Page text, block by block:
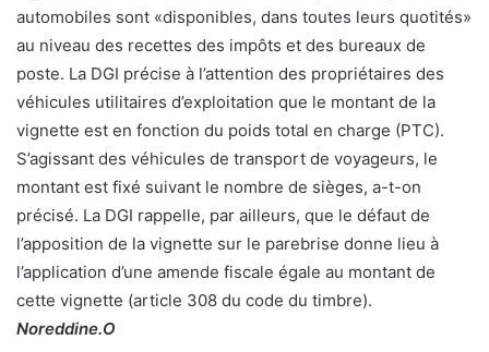
automobiles sont «disponibles, dans toutes leurs quotités»
au niveau des recettes des impôts et des bureaux de
poste. La DGI précise à l’attention des propriétaires des
véhicules utilitaires d’exploitation que le montant de la
vignette est en fonction du poids total en charge (PTC).
S’agissant des véhicules de transport de voyageurs, le
montant est fixé suivant le nombre de sièges, a-t-on
précisé. La DGI rappelle, par ailleurs, que le défaut de
l’apposition de la vignette sur le parebrise donne lieu à
l’application d’une amende fiscale égale au montant de
cette vignette (article 308 du code du timbre).
Noreddine.O